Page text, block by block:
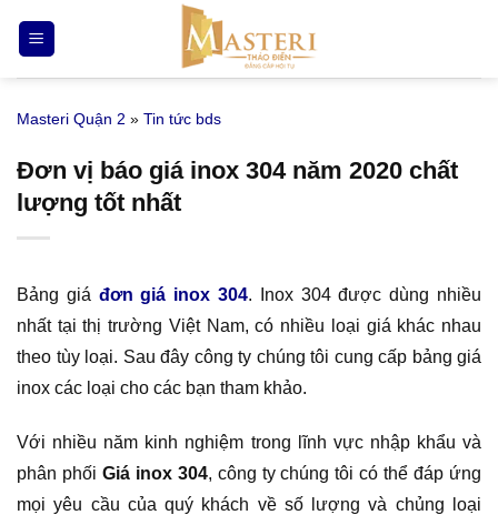
qua
nội
Masteri Quận 2 » Tin tức bds
Đơn vị báo giá inox 304 năm 2020 chất
lượng tốt nhất
Bảng giá đơn giá inox 304. Inox 304 được dùng nhiều
nhất tại thị trường Việt Nam, có nhiều loại giá khác nhau
theo tùy loại. Sau đây công ty chúng tôi cung cấp bảng giá
inox các loại cho các bạn tham khảo.
Với nhiều năm kinh nghiệm trong lĩnh vực nhập khẩu và
phân phối Giá inox 304, công ty chúng tôi có thể đáp ứng
mọi yêu cầu của quý khách về số lượng và chủng loại